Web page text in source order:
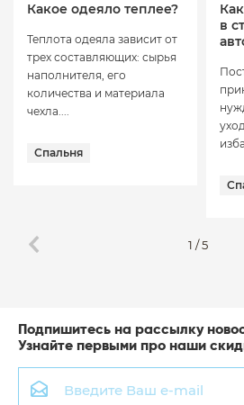
Какое одеяло теплее?
Теплота одеяла зависит от
трех составляющих: сырья
наполнителя, его
количества и материала
чехла....
Спальня
в
1 /5
Подпишитесь на рассылку
Узнайте первыми про наши